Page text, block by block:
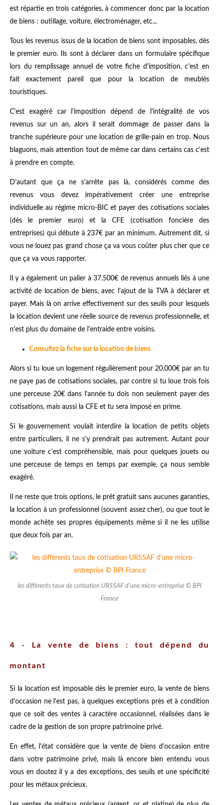
est répartie en trois catégories, à commencer donc par la location
de biens : outillage, voiture, électroménager, etc...
Tous les revenus issus de la location de biens sont imposables, dès
le premier euro. Ils sont à déclarer dans un formulaire spécifique
lors du remplissage annuel de votre fiche d'imposition, c'est en
fait exactement pareil que pour la location de meublés
touristiques.
C'est exagéré car l'imposition dépend de l'intégralité de vos
revenus sur un an, alors il serait dommage de passer dans la
tranche supérieure pour une location de grille-pain en trop. Nous
blaguons, mais attention tout de même car dans certains cas c'est
à prendre en compte.
D'autant que ça ne s'arrête pas là, considérés comme des
revenus vous devez impérativement créer une entreprise
individuelle au régime micro-BIC et payer des cotisations sociales
(dès le premier euro) et la CFE (cotisation foncière des
entreprises) qui débute à 237€ par an minimum. Autrement dit, si
vous ne louez pas grand chose ça va vous coûter plus cher que ce
que ça va vous rapporter.
Il y a également un palier à 37.500€ de revenus annuels liés à une
activité de location de biens, avec l'ajout de la TVA à déclarer et
payer. Mais là on arrive effectivement sur des seuils pour lesquels
la location devient une réelle source de revenus professionnelle, et
n'est plus du domaine de l'entraide entre voisins.
Consultez la fiche sur la location de biens
Alors si tu loue un logement régulièrement pour 20.000€ par an tu
ne paye pas de cotisations sociales, par contre si tu loue trois fois
une perceuse 20€ dans l'année tu dois non seulement payer des
cotisations, mais aussi la CFE et tu sera imposé en prime.
Si le gouvernement voulait interdire la location de petits objets
entre particuliers, il ne s'y prendrait pas autrement. Autant pour
une voiture c'est compréhensible, mais pour quelques jouets ou
une perceuse de temps en temps par exemple, ça nous semble
exagéré.
Il ne reste que trois options, le prêt gratuit sans aucunes garanties,
la location à un professionnel (souvent assez cher), ou que tout le
monde achète ses propres équipements même si il ne les utilise
que deux fois par an.
les différents taux de cotisation URSSAF d'une micro-entreprise © BPI
France
4 - La vente de biens : tout dépend du
montant
Si la location est imposable dès le premier euro, la vente de biens
d'occasion ne l'est pas, à quelques exceptions près et à condition
que ce soit des ventes à caractère occasionnel, réalisées dans le
cadre de la gestion de son propre patrimoine privé.
En effet, l'état considère que la vente de biens d'occasion entre
dans votre patrimoine privé, mais là encore bien entendu vous
vous en doutez il y a des exceptions, des seuils et une spécificité
pour les métaux précieux.